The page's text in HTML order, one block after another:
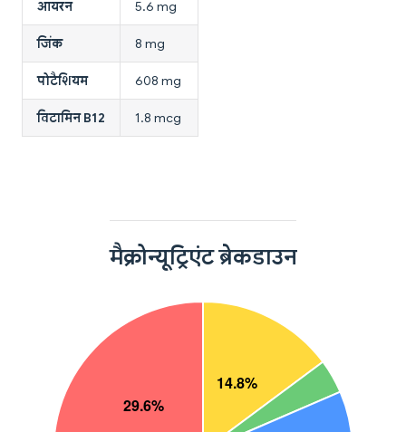
आयरन 5.6 mg
जिंक 8 mg
पोटैशियम 608 mg
विटामिन B12 1.8 mcg
मैक्रोन्यूट्रिएंट ब्रेकडाउन